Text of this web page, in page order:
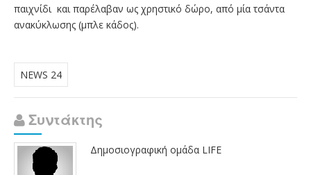
παιχνίδι και παρέλαβαν ως χρηστικό δώρο, από μία τσάντα
ανακύκλωσης (μπλε κάδος).
NEWS 24
Συντάκτης
Δημοσιογραφική ομάδα LIFE